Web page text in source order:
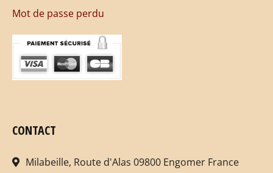
Mot de passe perdu
CONTACT
Milabeille, Route d'Alas 09800 Engomer France